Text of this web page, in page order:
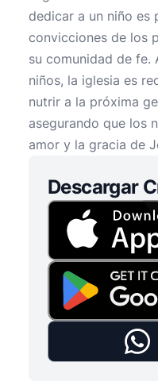
dedicar a un niño es
convicciones de los
su comunidad de fe.
niños, la iglesia es
nutrir a la próxima
asegurando que los
amor y la gracia de
Descargar